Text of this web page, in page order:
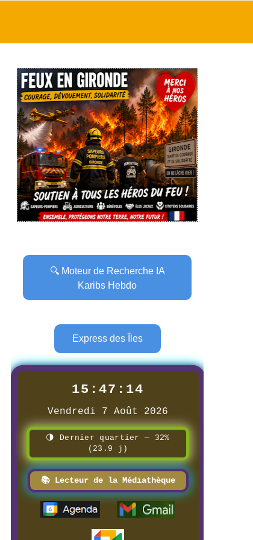
8/3/2026
🔍 Moteur de Recherche IA
Karibs Hebdo
Express des Îles
15:47:15
Vendredi 7 Août 2026
🌗 Dernier quartier — 32%
(23.9 j)
📚 Lecteur de la Médiathèque